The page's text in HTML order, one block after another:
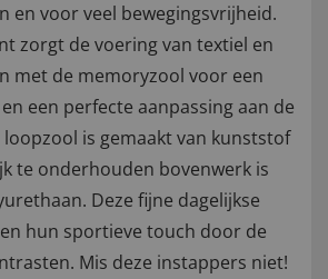
en voor veel bewegingsvrijheid.
zorgt de voering van textiel en
met de memoryzool voor een
een perfecte aanpassing aan de
is gemaakt van kunststof
te onderhouden bovenwerk is
Deze fijne dagelijkse
hun sportieve touch door de
Mis deze instappers niet!